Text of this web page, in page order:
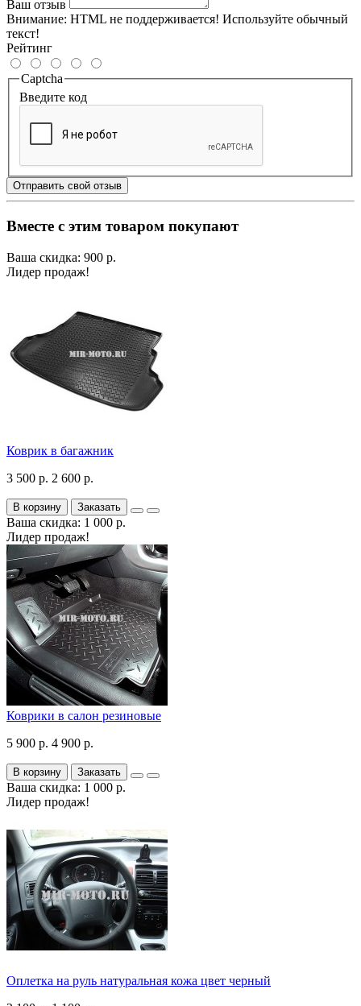
Ваш отзыв
Внимание: HTML не поддерживается! Используйте обычный
текст!
Рейтинг
Captcha
Введите код
Отправить свой отзыв
Вместе с этим товаром покупают
Ваша скидка: 900 р.
Лидер продаж!
Коврик в багажник
3 500 р. 2 600 р.
В корзину Заказать
Ваша скидка: 1 000 р.
Лидер продаж!
Коврики в салон резиновые
5 900 р. 4 900 р.
В корзину Заказать
Ваша скидка: 1 000 р.
Лидер продаж!
Оплетка на руль натуральная кожа цвет черный